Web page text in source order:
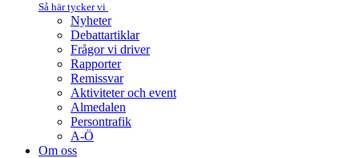
Så här tycker vi
Nyheter
Debattartiklar
Frågor vi driver
Rapporter
Remissvar
Aktiviteter och event
Almedalen
Persontrafik
A-Ö
Om oss